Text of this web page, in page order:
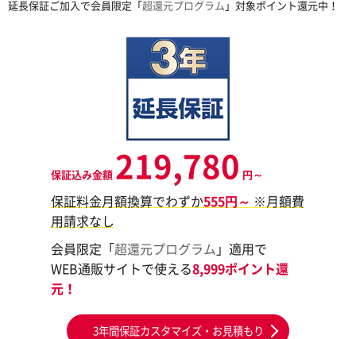
延長保証ご加入で会員限定「超還元プログラム 」対象ポイント還元中！
保証込み金額 219,780 円～
保証料金月額換算でわずか555円～ ※月額費
用請求なし
会員限定「超還元プログラム 」適用で
WEB通販サイトで使える8,999ポイント還
元！
3年間保証カスタマイズ・お見積もり